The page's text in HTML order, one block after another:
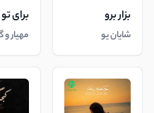
بزار برو
شایان یو
برای تو
مهیار و